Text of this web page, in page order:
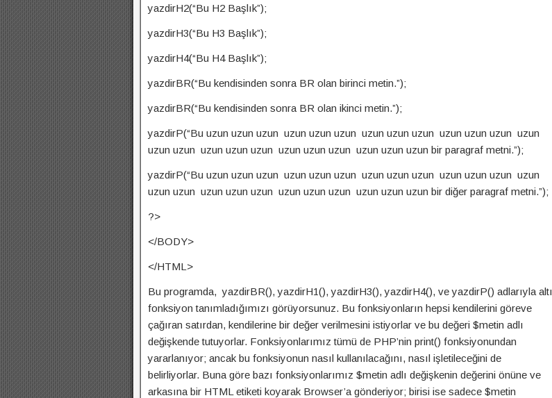
yazdirH2(“Bu H2 Başlık”);
yazdirH3(“Bu H3 Başlık”);
yazdirH4(“Bu H4 Başlık”);
yazdirBR(“Bu kendisinden sonra BR olan birinci metin.”);
yazdirBR(“Bu kendisinden sonra BR olan ikinci metin.”);
yazdirP(“Bu uzun uzun uzun uzun uzun uzun uzun uzun uzun uzun uzun uzun uzun
uzun uzun uzun uzun uzun uzun uzun uzun uzun uzun uzun bir paragraf metni.”);
yazdirP(“Bu uzun uzun uzun uzun uzun uzun uzun uzun uzun uzun uzun uzun uzun
uzun uzun uzun uzun uzun uzun uzun uzun uzun uzun uzun bir diğer paragraf metni.”);
?>
</BODY>
</HTML>
Bu programda, yazdirBR(), yazdirH1(), yazdirH3(), yazdirH4(), ve yazdirP() adlarıyla altı
fonksiyon tanımladığımızı görüyorsunuz. Bu fonksiyonların hepsi kendilerini göreve
çağıran satırdan, kendilerine bir değer verilmesini istiyorlar ve bu değeri $metin adlı
değişkende tutuyorlar. Fonksiyonlarımız tümü de PHP’nin print() fonksiyonundan
yararlanıyor; ancak bu fonksiyonun nasıl kullanılacağını, nasıl işletileceğini de
belirliyorlar. Buna göre bazı fonksiyonlarımız $metin adlı değişkenin değerini önüne ve
arkasına bir HTML etiketi koyarak Browser’a gönderiyor; birisi ise sadece $metin